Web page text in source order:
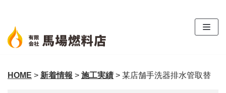
ン
テ
ン
へ
HOME > 新着情報 > 施工実績 > 某店舗手洗器排水管取替